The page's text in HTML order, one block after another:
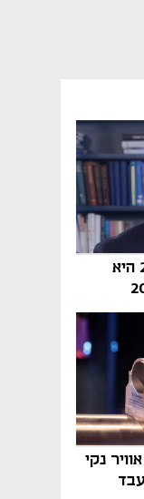
לפיד: "התחזית שלי ל-2023 היא
ב-2024
נקי